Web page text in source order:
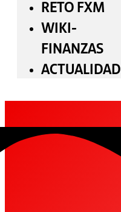
RETO FXM
WIKI-
FINANZAS
ACTUALIDAD